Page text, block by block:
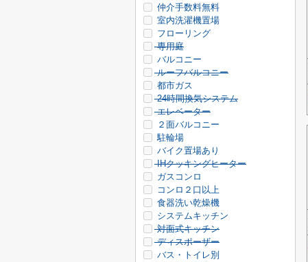
仲介手数料無料
室内洗濯機置場
フローリング
専用庭
バルコニー
ルーフバルコニー
都市ガス
24時間換気システム
エレベーター
２面バルコニー
駐輪場
バイク置場あり
IHクッキングヒーター
ガスコンロ
コンロ２口以上
食器洗い乾燥機
システムキッチン
対面式キッチン
ディスポーザー
バス・トイレ別